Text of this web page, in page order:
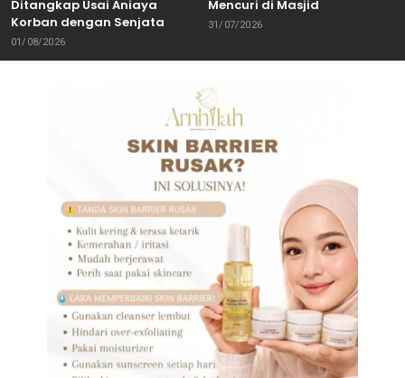
Ditangkap Usai Aniaya
Korban dengan Senjata
Tajam
01/08/2026
Mencuri di Masjid
31/07/2026